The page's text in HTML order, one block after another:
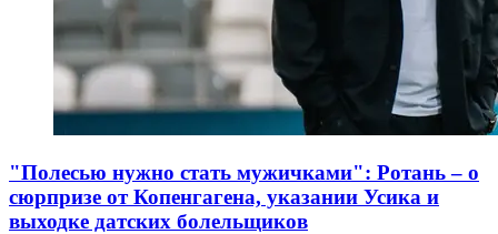
"Полесью нужно стать мужичками": Ротань – о
сюрпризе от Копенгагена, указании Усика и
выходке датских болельщиков